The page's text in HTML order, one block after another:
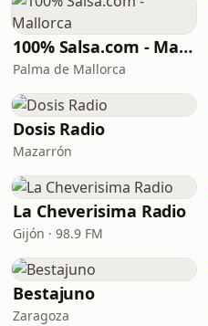
100% Salsa.com - Mallorca
Palma de Mallorca
Dosis Radio
Mazarrón
La Cheverisima Radio
Gijón · 98.9 FM
Bestajuno
Zaragoza